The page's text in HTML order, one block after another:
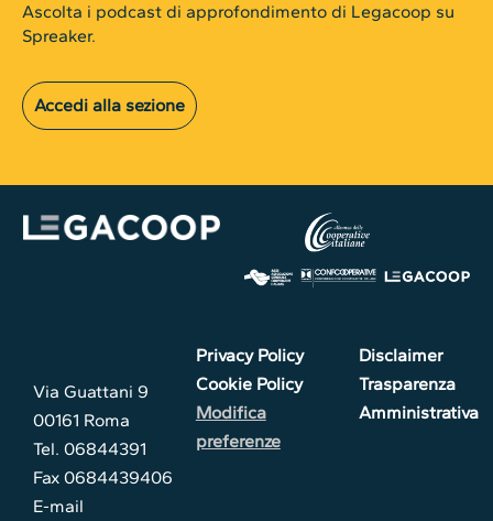
Ascolta i podcast di approfondimento di Legacoop su
Spreaker.
Accedi alla sezione
Via Guattani 9
00161 Roma
Tel. 06844391
Fax 0684439406
E-mail
Privacy Policy
Cookie Policy
Modifica
preferenze
Disclaimer
Trasparenza
Amministrativa